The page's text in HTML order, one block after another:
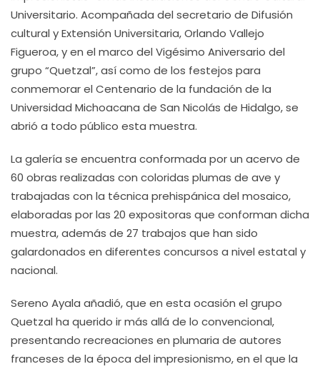
Universitario. Acompañada del secretario de Difusión
cultural y Extensión Universitaria, Orlando Vallejo
Figueroa, y en el marco del Vigésimo Aniversario del
grupo “Quetzal”, así como de los festejos para
conmemorar el Centenario de la fundación de la
Universidad Michoacana de San Nicolás de Hidalgo, se
abrió a todo público esta muestra.
La galería se encuentra conformada por un acervo de
60 obras realizadas con coloridas plumas de ave y
trabajadas con la técnica prehispánica del mosaico,
elaboradas por las 20 expositoras que conforman dicha
muestra, además de 27 trabajos que han sido
galardonados en diferentes concursos a nivel estatal y
nacional.
Sereno Ayala añadió, que en esta ocasión el grupo
Quetzal ha querido ir más allá de lo convencional,
presentando recreaciones en plumaria de autores
franceses de la época del impresionismo, en el que la